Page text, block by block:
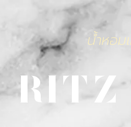
น้ำหอม
RITZ